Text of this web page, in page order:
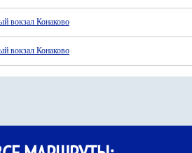
вокзал Конаково
вокзал Конаково